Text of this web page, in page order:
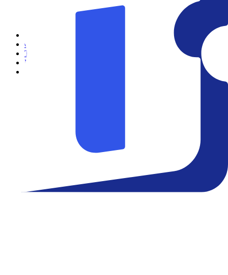
Cinemas
Teatro
Eventos